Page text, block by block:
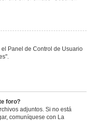
Panel de Control de Usuario
foro?
adjuntos. Si no está
comuníquese con La